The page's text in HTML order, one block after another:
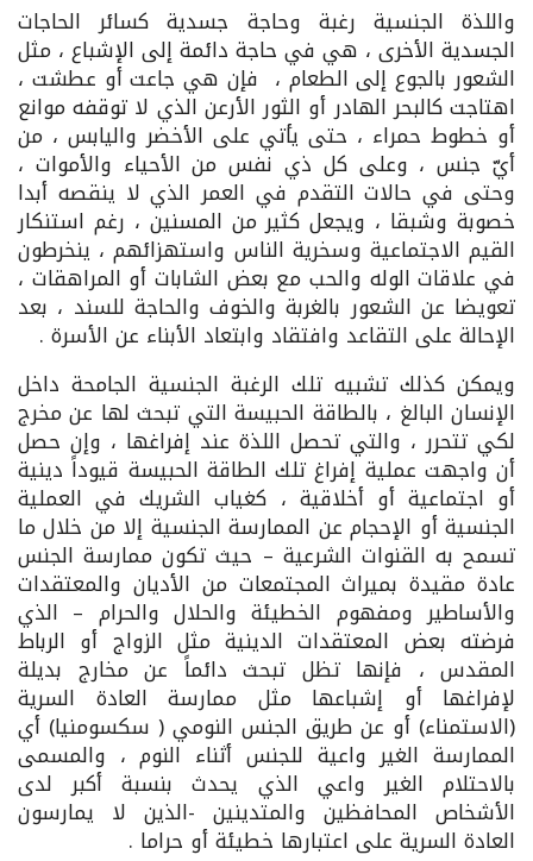
واللذة الجنسية رغبة وحاجة جسدية كسائر الحاجات
الجسدية الأخرى ، هي في حاجة دائمة إلى الإشباع ، مثل
الشعور بالجوع إلى الطعام ، فإن هي جاعت أو عطشت ،
اهتاجت كالبحر الهادر أو الثور الأرعن الذي لا توقفه موانع
أو خطوط حمراء ، حتى يأتي على الأخضر واليابس ، من
أيّ جنس ، وعلى كل ذي نفس من الأحياء والأموات ،
وحتى في حالات التقدم في العمر الذي لا ينقصه أبدا
خصوبة وشبقا ، ويجعل كثير من المسنين ، رغم استنكار
القيم الاجتماعية وسخرية الناس واستهزائهم ، ينخرطون
في علاقات الوله والحب مع بعض الشابات أو المراهقات ،
تعويضا عن الشعور بالغربة والخوف والحاجة للسند ، بعد
الإحالة على التقاعد وافتقاد وابتعاد الأبناء عن الأسرة .
ويمكن كذلك تشبيه تلك الرغبة الجنسية الجامحة داخل
الإنسان البالغ ، بالطاقة الحبيسة التي تبحث لها عن مخرج
لكي تتحرر ، والتي تحصل اللذة عند إفراغها ، وإن حصل
أن واجهت عملية إفراغ تلك الطاقة الحبيسة قيوداً دينية
أو اجتماعية أو أخلاقية ، كغياب الشريك في العملية
الجنسية أو الإحجام عن الممارسة الجنسية إلا من خلال ما
تسمح به القنوات الشرعية – حيث تكون ممارسة الجنس
عادة مقيدة بميراث المجتمعات من الأديان والمعتقدات
والأساطير ومفهوم الخطيئة والحلال والحرام – الذي
فرضته بعض المعتقدات الدينية مثل الزواج أو الرباط
المقدس ، فإنها تظل تبحث دائماً عن مخارج بديلة
لإفراغها أو إشباعها مثل ممارسة العادة السرية
(الاستمناء) أو عن طريق الجنس النومي ( سكسومنيا) أي
الممارسة الغير واعية للجنس أثناء النوم ، والمسمى
بالاحتلام الغير واعي الذي يحدث بنسبة أكبر لدى
الأشخاص المحافظين والمتدينين -الذين لا يمارسون
العادة السرية على اعتبارها خطيئة أو حراما .